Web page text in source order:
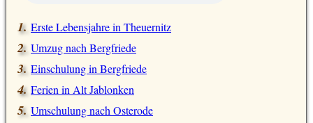
Erste Lebensjahre in Theuernitz
Umzug nach Bergfriede
Einschulung in Bergfriede
Ferien in Alt Jablonken
Umschulung nach Osterode